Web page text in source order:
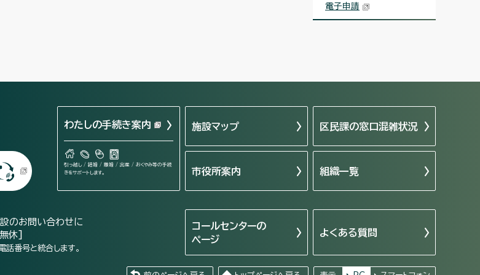
電子申請
わたしの手続き案内
引っ越し / 結婚 / 離婚 / 出産 / おくやみ等の手続
きをサポートします。
施設マップ 区民課の窓口混雑状況
市役所案内 組織一覧
のお問い合わせに
休]
番号と統合します。
コールセンターの
ページ
よくある質問